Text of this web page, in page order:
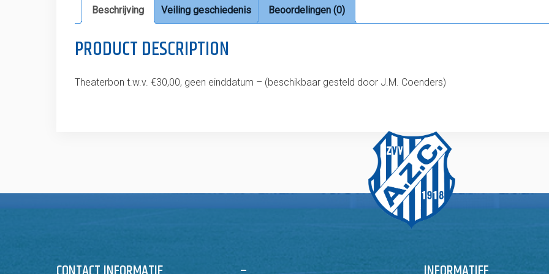
Beschrijving Veiling geschiedenis Beoordelingen (0)
PRODUCT DESCRIPTION
Theaterbon t.w.v. €30,00, geen einddatum – (beschikbaar gesteld door J.M. Coenders)